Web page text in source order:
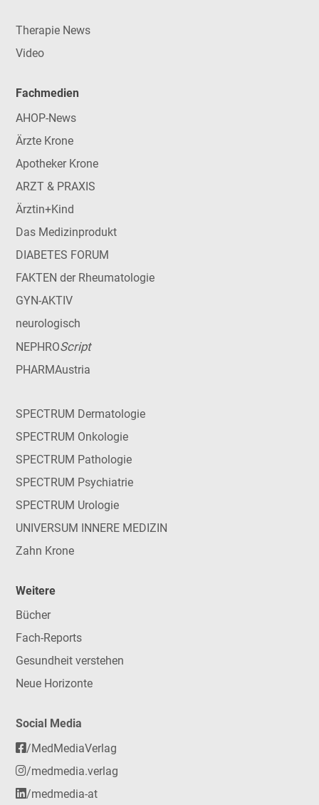
Therapie News
Video
Fachmedien
AHOP-News
Ärzte Krone
Apotheker Krone
ARZT & PRAXIS
Ärztin+Kind
Das Medizinprodukt
DIABETES FORUM
FAKTEN der Rheumatologie
GYN-AKTIV
neurologisch
NEPHROScript
PHARMAustria
SPECTRUM Dermatologie
SPECTRUM Onkologie
SPECTRUM Pathologie
SPECTRUM Psychiatrie
SPECTRUM Urologie
UNIVERSUM INNERE MEDIZIN
Zahn Krone
Weitere
Bücher
Fach-Reports
Gesundheit verstehen
Neue Horizonte
Social Media
/MedMediaVerlag
/medmedia.verlag
/medmedia-at